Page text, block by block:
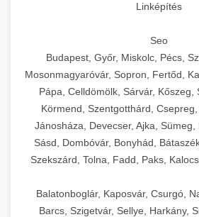
Linképítés
Seo
Budapest, Győr, Miskolc, Pécs,
Mosonmagyaróvár, Sopron, Fertőd,
Pápa, Celldömölk, Sárvár, Kőszeg,
Körmend, Szentgotthárd, Csepreg,
Jánosháza, Devecser, Ajka, Sümeg,
Sásd, Dombóvár, Bonyhád,
Szekszárd, Tolna, Fadd, Paks,
Balatonboglár, Kaposvár, Csurgó,
Barcs, Szigetvár, Sellye, Harkány,